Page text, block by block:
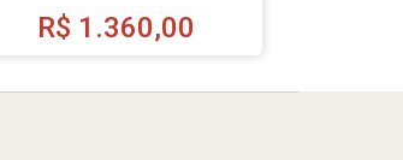
LADO | 500 UN.
R$ 1.360,00